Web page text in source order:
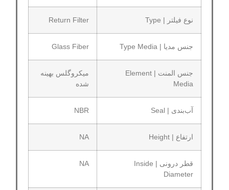
نوع فیلتر | Type Return Filter
جنس مدیا | Type Media Glass Fiber
جنس المنت | Element
Media
میکروگلس بهینه
شده
آب‌بندی | Seal NBR
ارتفاع | Height NA
قطر درونی | Inside
Diameter
NA